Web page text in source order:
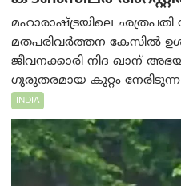
മഹാരാഷ്ട്രയിലെ ഛത്രപതി
മതപരിവർത്തന കേസിൽ
ജീവനക്കാരി നിദ ഖാന്
ഗുരുതരമായ കുറ്റം
INDIA